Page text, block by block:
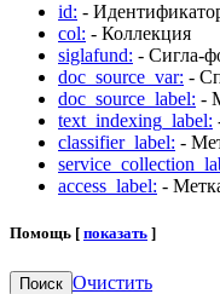
id: -
col: - Коллекция
siglafund: - Сигла-
doc_source_var: -
doc_source_label: -
text_indexing_label:
classifier_label: -
access_label: -
Помощь [ показать ]
Поиск Очистить